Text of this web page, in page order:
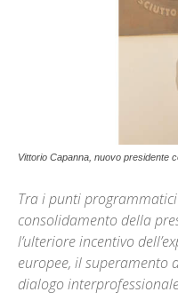
Vittorio Capanna, nuovo presidente
Tra i punti
consolidamento della
l’ulteriore incentivo
europee, il superamento
dialogo